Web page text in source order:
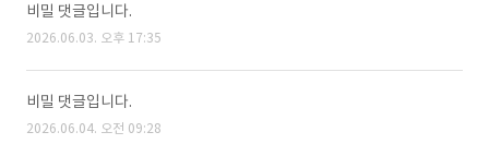
비밀 댓글입니다.
2026.06.03. 오후 17:35
비밀 댓글입니다.
2026.06.04. 오전 09:28